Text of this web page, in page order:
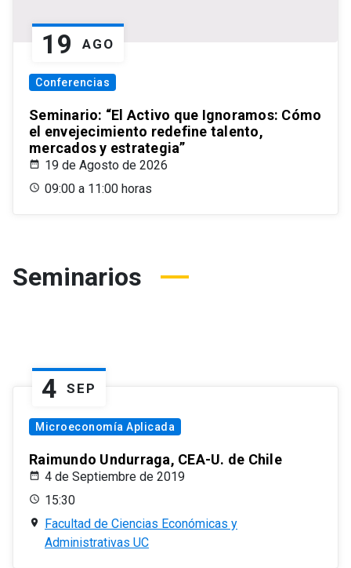
19 AGO
Conferencias
Seminario: “El Activo que Ignoramos: Cómo
el envejecimiento redefine talento,
mercados y estrategia”
19 de Agosto de 2026
09:00 a 11:00 horas
Seminarios
4 SEP
Microeconomía Aplicada
Raimundo Undurraga, CEA-U. de Chile
4 de Septiembre de 2019
15:30
Facultad de Ciencias Económicas y
Administrativas UC